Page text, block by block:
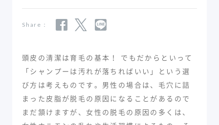
Share：
頭皮の清潔は育毛の基本！ でもだからといって
「シャンプーは汚れが落ちればいい」という選
び方は考えものです。男性の場合は、毛穴に詰
まった皮脂が脱毛の原因になることがあるので
まだ頷けますが、女性の脱毛の原因の多くは、